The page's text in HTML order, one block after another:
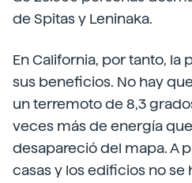
de Spitas y Leninaka.
En California, por tanto, la
sus beneficios. No hay
un terremoto de 8,3
veces más de energía
desapareció del mapa. A
casas y los edificios no